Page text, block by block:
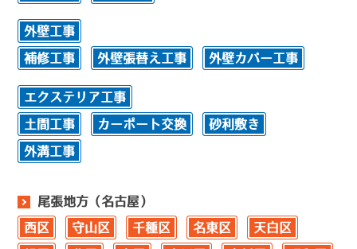
外壁工事
補修工事 外壁張替え工事 外壁カバー工事
エクステリア工事
土間工事 カーポート交換 砂利敷き
外溝工事
尾張地方（名古屋）
西区 守山区 千種区 名東区 天白区